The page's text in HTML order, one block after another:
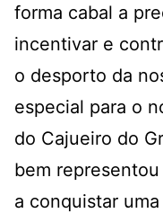
forma cabal a
incentivar e
o desporto da
especial para o
do Cajueiro do
bem
a conquistar